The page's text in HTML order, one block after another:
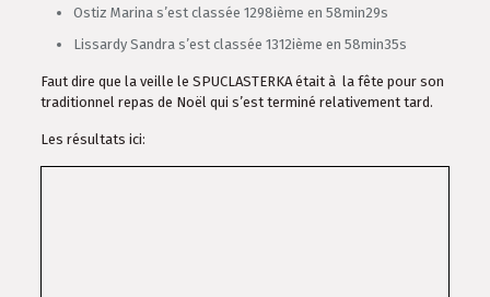
Ostiz Marina s’est classée 1298ième en 58min29s
Lissardy Sandra s’est classée 1312ième en 58min35s
Faut dire que la veille le SPUCLASTERKA était à la fête pour son
traditionnel repas de Noël qui s’est terminé relativement tard.
Les résultats ici: